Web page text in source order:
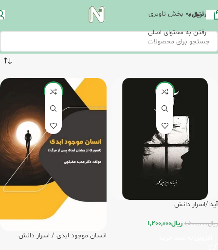
رفتن به بخش ناوبری
رفتن به محتوای اصلی
ریال0
-20%
آیدا/اسرار دانش
ریال1,500,000 ریال1,200,000
-8%
انسان موجود ابدی / اسرار دانش